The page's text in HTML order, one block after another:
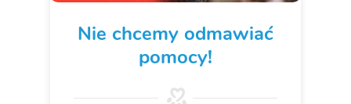
Nie chcemy odmawiać
pomocy!